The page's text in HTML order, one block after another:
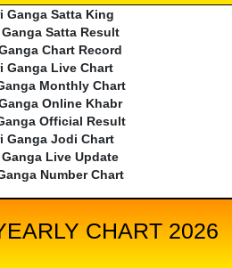
Ganga Satta King
Ganga Satta Result
Chart Record
Ganga Live Chart
Monthly Chart
Online Khabr
Official Result
Ganga Jodi Chart
Ganga Live Update
Number Chart
CHART 2026